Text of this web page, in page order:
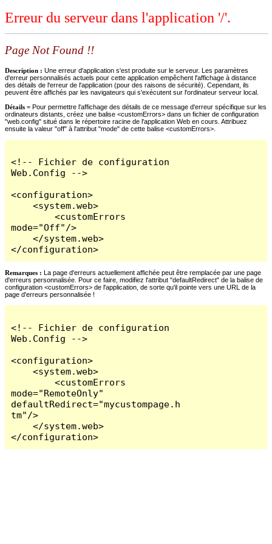
Erreur du serveur dans l'application '/'.
Page Not Found !!
Description : Une erreur d'application s'est produite sur le serveur. Les paramètres
d'erreur personnalisés actuels pour cette application empêchent l'affichage à distance
des détails de l'erreur de l'application (pour des raisons de sécurité). Cependant, ils
peuvent être affichés par les navigateurs qui s'exécutent sur l'ordinateur serveur local.
Détails = Pour permettre l'affichage des détails de ce message d'erreur spécifique sur les
ordinateurs distants, créez une balise <customErrors> dans un fichier de configuration
"web.config" situé dans le répertoire racine de l'application Web en cours. Attribuez
ensuite la valeur "off" à l'attribut "mode" de cette balise <customErrors>.
<!-- Fichier de configuration
Web.Config -->
<configuration>
    <system.web>
        <customErrors
mode="Off"/>
    </system.web>
</configuration>
Remarques : La page d'erreurs actuellement affichée peut être remplacée par une page
d'erreurs personnalisée. Pour ce faire, modifiez l'attribut "defaultRedirect" de la balise de
configuration <customErrors> de l'application, de sorte qu'il pointe vers une URL de la
page d'erreurs personnalisée !
<!-- Fichier de configuration
Web.Config -->
<configuration>
    <system.web>
        <customErrors
mode="RemoteOnly"
defaultRedirect="mycustompage.h
tm"/>
    </system.web>
</configuration>